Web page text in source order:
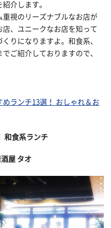
介します。
視のリーズナブルなお店が
、ユニークなお店を知って
りになりますよ。和食系、
ご紹介しておりますので、
ランチ13選！ おしゃれ＆お
和食系ランチ
屋 タオ